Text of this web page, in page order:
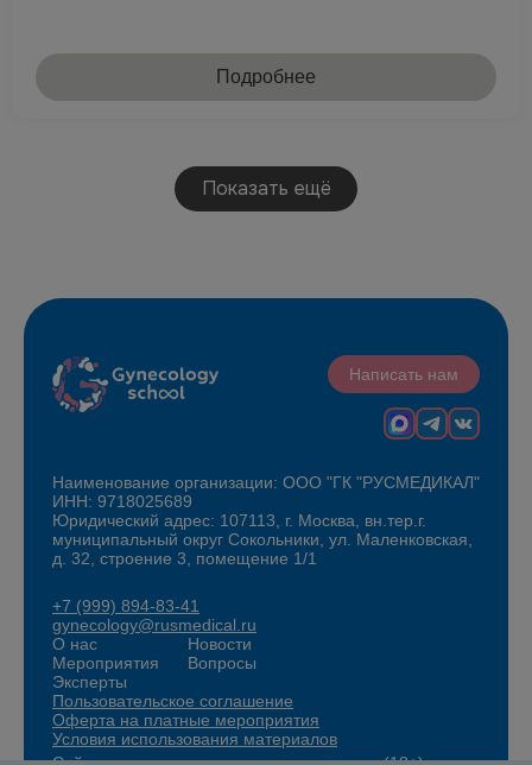
Подробнее
Показать ещё
Написать нам
Наименование организации: ООО "ГК "РУСМЕДИКАЛ"
ИНН: 9718025689
Юридический адрес: 107113, г. Москва, вн.тер.г.
муниципальный округ Сокольники, ул. Маленковская,
д. 32, строение 3, помещение 1/1
+7 (999) 894-83-41
gynecology@rusmedical.ru
О нас
Мероприятия
Эксперты
Новости
Вопросы
Пользовательское соглашение
Оферта на платные мероприятия
Условия использования материалов